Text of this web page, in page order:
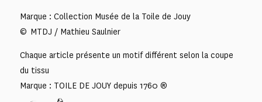
Marque : Collection Musée de la Toile de Jouy
© MTDJ / Mathieu Saulnier
Chaque article présente un motif différent selon la coupe
du tissu
Marque : TOILE DE JOUY depuis 1760 ®